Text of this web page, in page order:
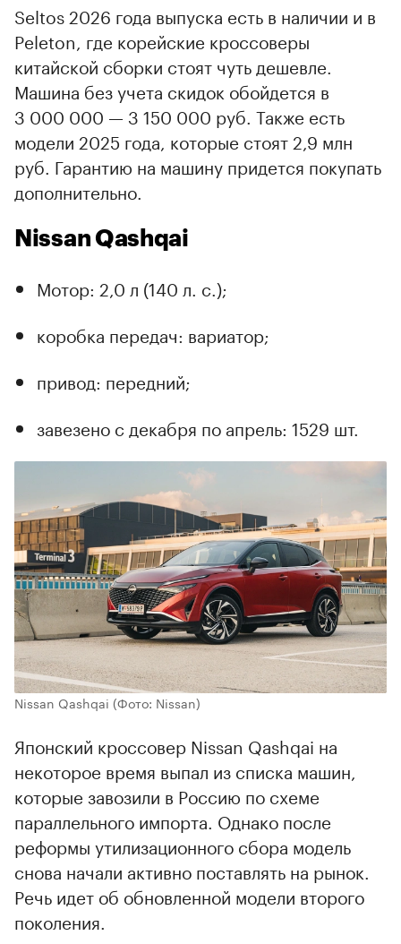
Seltos 2026 года выпуска есть в наличии и в
Peleton, где корейские кроссоверы
китайской сборки стоят чуть дешевле.
Машина без учета скидок обойдется в
3 000 000 — 3 150 000 руб. Также есть
модели 2025 года, которые стоят 2,9 млн
руб. Гарантию на машину придется покупать
дополнительно.
Nissan Qashqai
Мотор: 2,0 л (140 л. с.);
коробка передач: вариатор;
привод: передний;
завезено с декабря по апрель: 1529 шт.
Nissan Qashqai (Фото: Nissan)
Японский кроссовер Nissan Qashqai на
некоторое время выпал из списка машин,
которые завозили в Россию по схеме
параллельного импорта. Однако после
реформы утилизационного сбора модель
снова начали активно поставлять на рынок.
Речь идет об обновленной модели второго
поколения.